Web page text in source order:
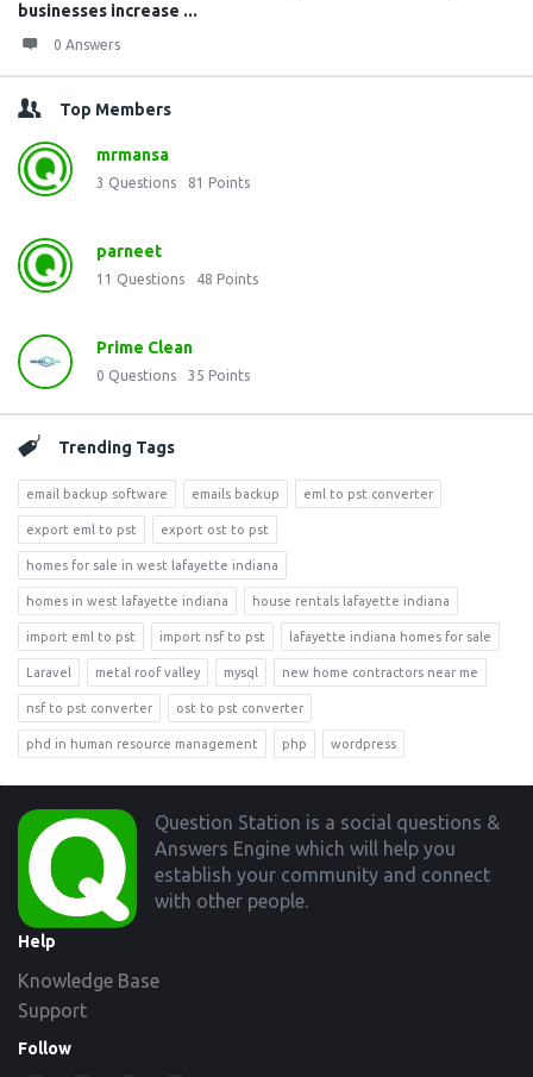
businesses increase ...
0 Answers
Top Members
mrmansa
3 Questions 81 Points
parneet
11 Questions 48 Points
Prime Clean
0 Questions 35 Points
Trending Tags
email backup software emails backup eml to pst converter
export eml to pst export ost to pst
homes for sale in west lafayette indiana
homes in west lafayette indiana house rentals lafayette indiana
import eml to pst import nsf to pst lafayette indiana homes for sale
Laravel metal roof valley mysql new home contractors near me
nsf to pst converter ost to pst converter
phd in human resource management php wordpress
Footer
Question Station is a social questions &
Answers Engine which will help you
establish your community and connect
with other people.
Help
Knowledge Base
Support
Follow